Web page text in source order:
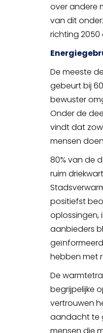
over andere
van dit
richting 2050
De meeste
gebeurt bij
bewuster
Onder de
vindt dat
mensen
80% van de
ruim
positiefst
oplossingen,
aanbieders
hebben met
De
begrijpelijke
vertrouwen
aandacht te
mensen die